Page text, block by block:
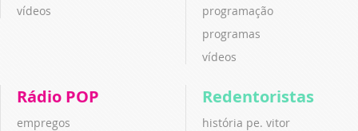
vídeos
programação
programas
vídeos
Rádio POP
empregos
Redentoristas
história pe. vitor